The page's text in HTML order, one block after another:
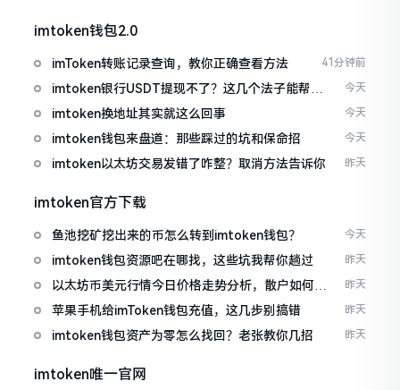
imtoken钱包2.0
imToken转账记录查询，教你正确查看方法 41分钟前
imtoken银行USDT提现不了？这几个法子能帮你
搞定
今天
imtoken换地址其实就这么回事 今天
imtoken钱包来盘道：那些踩过的坑和保命招 今天
imtoken以太坊交易发错了咋整？取消方法告诉你 昨天
imtoken官方下载
鱼池挖矿挖出来的币怎么转到imtoken钱包？ 今天
imtoken钱包资源吧在哪找，这些坑我帮你趟过 昨天
以太坊币美元行情今日价格走势分析，散户如何避
免追涨杀跌被套牢
昨天
苹果手机给imToken钱包充值，这几步别搞错 昨天
imtoken钱包资产为零怎么找回？老张教你几招 昨天
imtoken唯一官网